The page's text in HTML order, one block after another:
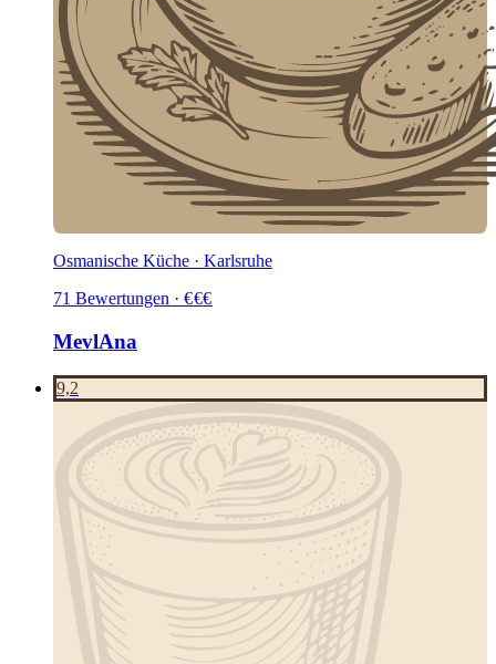
Osmanische Küche · Karlsruhe
71 Bewertungen · €€€
MevlAna
9,2